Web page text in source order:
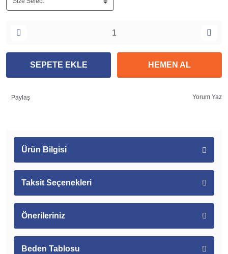
SEPETE EKLE HEMEN AL
Paylaş Yorum Yaz
Ürün Bilgisi
Taksit Seçenekleri
Önerileriniz
Beden Tablosu